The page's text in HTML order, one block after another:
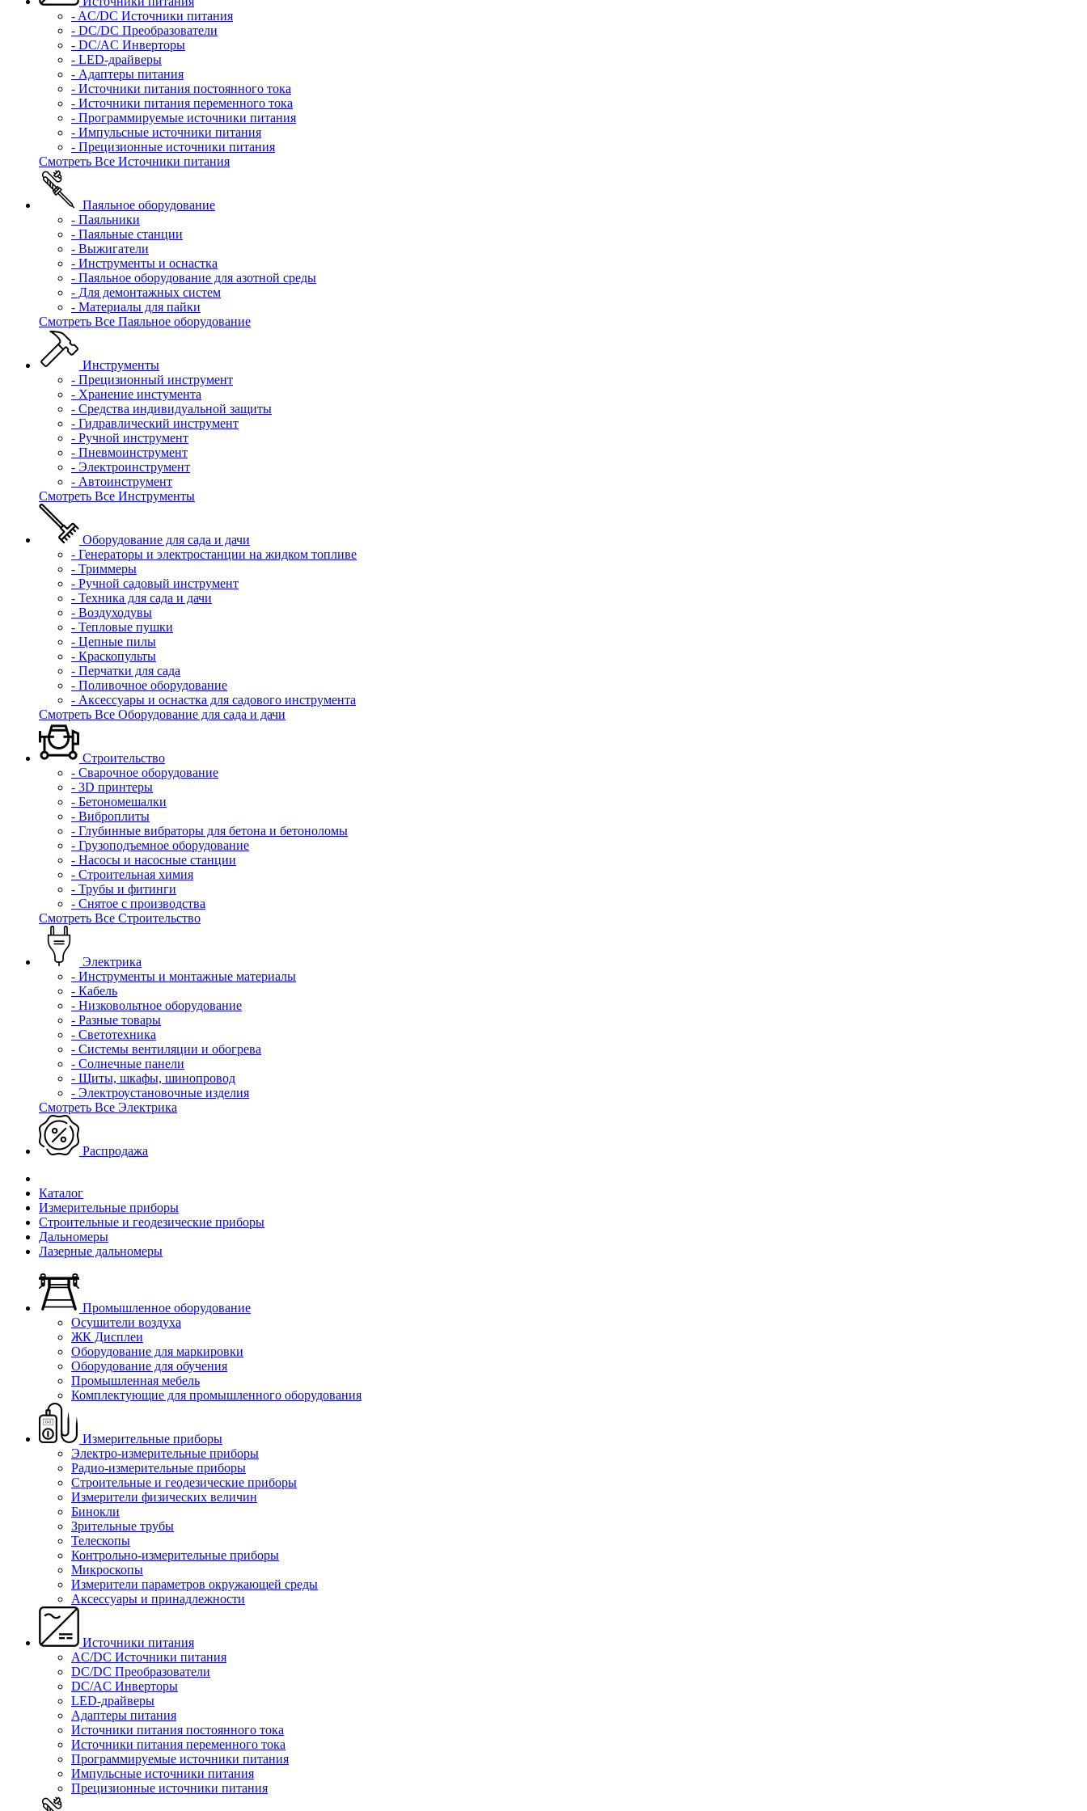
- AC/DC Источники питания
- DC/DC Преобразователи
- DC/AC Инверторы
- LED-драйверы
- Адаптеры питания
- Источники питания постоянного тока
- Источники питания переменного тока
- Программируемые источники питания
- Импульсные источники питания
- Прецизионные источники питания
Смотреть Все Источники питания
Паяльное оборудование
- Паяльники
- Паяльные станции
- Выжигатели
- Инструменты и оснастка
- Паяльное оборудование для азотной среды
- Для демонтажных систем
- Материалы для пайки
Смотреть Все Паяльное оборудование
Инструменты
- Прецизионный инструмент
- Хранение инстумента
- Средства индивидуальной защиты
- Гидравлический инструмент
- Ручной инструмент
- Пневмоинструмент
- Электроинструмент
- Автоинструмент
Смотреть Все Инструменты
Оборудование для сада и дачи
- Генераторы и электростанции на жидком топливе
- Триммеры
- Ручной садовый инструмент
- Техника для сада и дачи
- Воздуходувы
- Тепловые пушки
- Цепные пилы
- Краскопульты
- Перчатки для сада
- Поливочное оборудование
- Аксессуары и оснастка для садового инструмента
Смотреть Все Оборудование для сада и дачи
Строительство
- Сварочное оборудование
- 3D принтеры
- Бетономешалки
- Виброплиты
- Глубинные вибраторы для бетона и бетоноломы
- Грузоподъемное оборудование
- Насосы и насосные станции
- Строительная химия
- Трубы и фитинги
- Снятое с производства
Смотреть Все Строительство
Электрика
- Инструменты и монтажные материалы
- Кабель
- Низковольтное оборудование
- Разные товары
- Светотехника
- Системы вентиляции и обогрева
- Солнечные панели
- Щиты, шкафы, шинопровод
- Электроустановочные изделия
Смотреть Все Электрика
Распродажа
Каталог
Измерительные приборы
Строительные и геодезические приборы
Дальномеры
Лазерные дальномеры
Промышленное оборудование
Осушители воздуха
ЖК Дисплеи
Оборудование для маркировки
Оборудование для обучения
Промышленная мебель
Комплектующие для промышленного оборудования
Измерительные приборы
Электро-измерительные приборы
Радио-измерительные приборы
Строительные и геодезические приборы
Измерители физических величин
Бинокли
Зрительные трубы
Телескопы
Контрольно-измерительные приборы
Микроскопы
Измерители параметров окружающей среды
Аксессуары и принадлежности
Источники питания
AC/DC Источники питания
DC/DC Преобразователи
DC/AC Инверторы
LED-драйверы
Адаптеры питания
Источники питания постоянного тока
Источники питания переменного тока
Программируемые источники питания
Импульсные источники питания
Прецизионные источники питания